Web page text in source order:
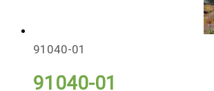
91040-01
91040-01